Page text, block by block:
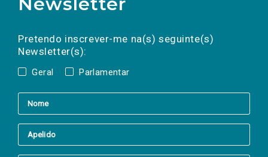
Pretendo inscrever-me na(s) seguinte(s)
Newsletter(s):
Geral Parlamentar
a(s) newsletter(s).
mail